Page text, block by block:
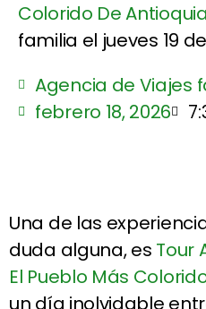
Colorido De Antioquia
familia el jueves 19
Agencia de Viajes
febrero 18, 2026
Una de las
duda alguna, es Tour
El Pueblo Más
un día inolvidable